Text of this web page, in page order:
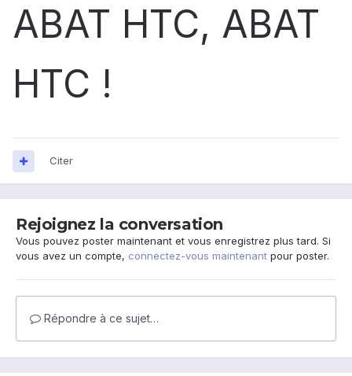
ABAT HTC, ABAT
HTC !
Citer
Rejoignez la conversation
Vous pouvez poster maintenant et vous enregistrez plus tard. Si
vous avez un compte, connectez-vous maintenant pour poster.
Répondre à ce sujet…